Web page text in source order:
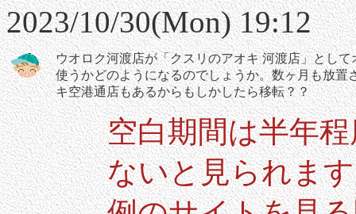
2023/10/30(Mon) 19:12
ウオロク河渡店が「クスリのアオキ 河渡店」とし
使うかどのようになるのでしょうか。数ヶ月も放
キ空港通店もあるからもしかしたら移転？？
空白期間は半年
ないと見られま